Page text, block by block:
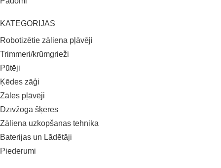
KATEGORIJAS
Robotizētie zāliena pļāvēji
Trimmeri/krūmgrieži
Pūtēji
Ķēdes zāģi
Zāles pļāvēji
Dzīvžoga šķēres
Zāliena uzkopšanas tehnika
Baterijas un Lādētāji
Piederumi